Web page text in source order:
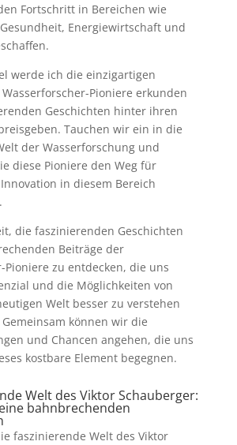
Fortschritt in Bereichen wie
Energiewirtschaft und
werde ich die einzigartigen
Pioniere erkunden
Geschichten hinter ihren
Tauchen wir ein in die
der Wasserforschung und
diese Pioniere den Weg für
in diesem Bereich
die faszinierenden Geschichten
Beiträge der
Pioniere zu entdecken, die uns
und die Möglichkeiten von
Welt besser zu verstehen
können wir die
und Chancen angehen, die uns
kostbare Element begegnen.
Welt des Viktor Schauberger:
bahnbrechenden
faszinierende Welt des Viktor